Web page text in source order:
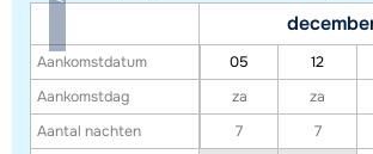
exacte locatie kan enigszins afwijken.
Aankomstdatum
Aankomstdag
Aantal nachten
05 12
za
za
7
7